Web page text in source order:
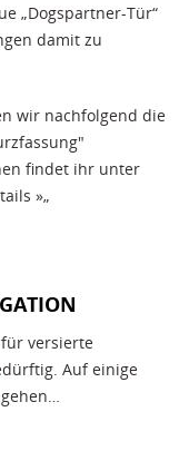
„Dogspartner-Tür“
damit zu
wir nachfolgend die
findet ihr unter
»„
versierte
Auf einige